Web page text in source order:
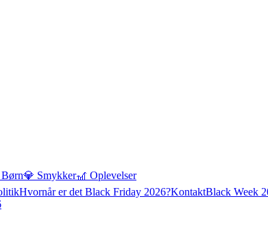
💎 Smykker🎢 Oplevelser
Hvornår er det Black Friday 2026?KontaktBlack Week